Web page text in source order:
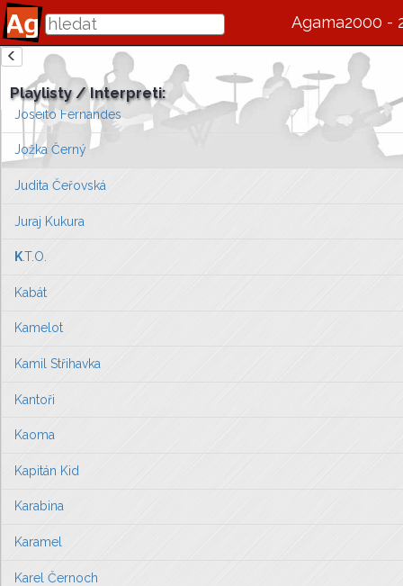
Agama2000 -
zde se bude v budoucnu zobrazovat informace o interpretovi /
Vlevo vyberte píseň, kterou chcete zobrazit
nebo můžete přejít na úvodní stránku ...
Playlisty / Interpreti:
Josef Vágner
Josef Zíma
Josef Zloch
Joseito Fernandes
Jožka Černý
Judita Čeřovská
Juraj Kukura
K.T.O.
Kabát
Kamelot
Kamil Střihavka
Kantoři
Kaoma
Kapitán Kid
Karabina
Karamel
Karel Černoch